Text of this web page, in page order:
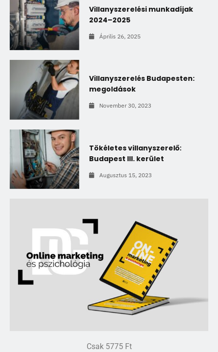
Villanyszerelési munkadíjak
2024–2025
Április 26, 2025
Villanyszerelés Budapesten:
megoldások
November 30, 2023
Tökéletes villanyszerelő:
Budapest III. kerület
Augusztus 15, 2023
Csak 5775 Ft